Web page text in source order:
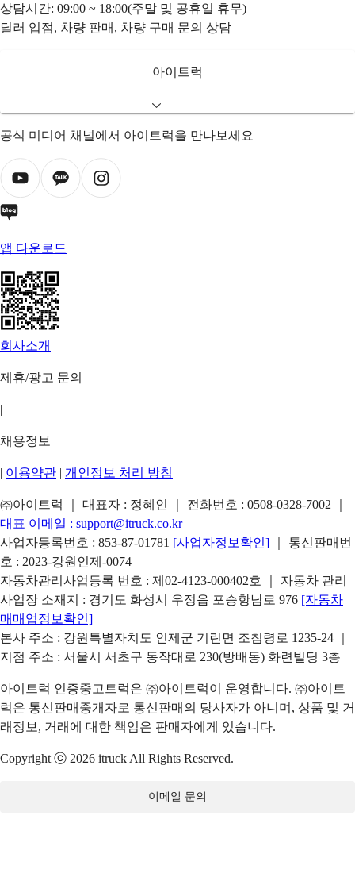
상담시간: 09:00 ~ 18:00(주말 및 공휴일 휴무)
딜러 입점, 차량 판매, 차량 구매 문의 상담
아이트럭
공식 미디어 채널에서 아이트럭을 만나보세요
앱 다운로드
회사소개 |
제휴/광고 문의
|
채용정보
| 이용약관 | 개인정보 처리 방침
㈜아이트럭 ｜ 대표자 : 정혜인 ｜ 전화번호 : 0508-0328-7002
대표 이메일 : support@itruck.co.kr
사업자등록번호 : 853-87-01781 [사업자정보확인]
｜ 통신판매번
호 : 2023-강원인제-0074
자동차관리사업등록 번호 : 제02-4123-000402호 ｜ 자동차 관리
사업장 소재지 : 경기도 화성시 우정읍 포승항남로 976 [자동차
매매업정보확인]
본사 주소 : 강원특별자치도 인제군 기린면 조침령로 1235-24 ｜
지점 주소 : 서울시 서초구 동작대로 230(방배동) 화련빌딩 3층
아이트럭 인증중고트럭은 ㈜아이트럭이 운영합니다. ㈜아이트
럭은 통신판매중개자로 통신판매의 당사자가 아니며, 상품 및 거
래정보, 거래에 대한 책임은 판매자에게 있습니다.
Copyright ⓒ 2026 itruck All Rights Reserved.
이메일 문의